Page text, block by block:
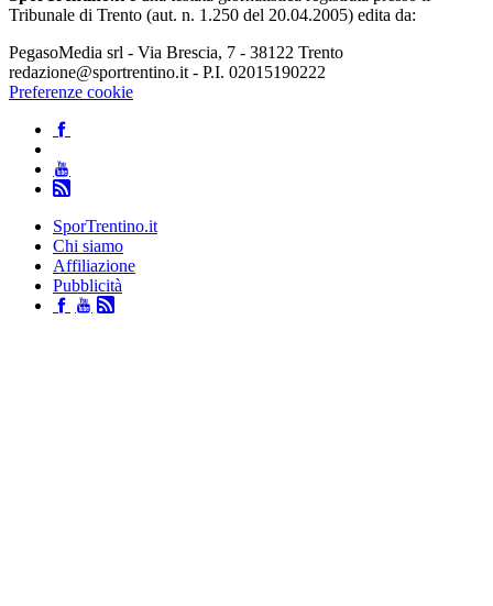
Tribunale di Trento (aut. n. 1.250 del 20.04.2005) edita da:
PegasoMedia srl - Via Brescia, 7 - 38122 Trento
redazione@sportrentino.it - P.I. 02015190222
Preferenze cookie
SporTrentino.it
Chi siamo
Affiliazione
Pubblicità